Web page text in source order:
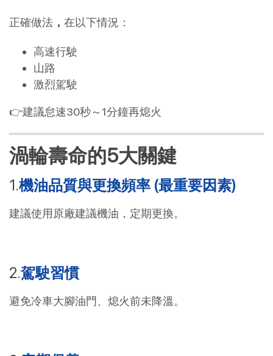
正確做法 ， 在以下情況：
高速行駛
山路
激烈駕駛
👉建議怠速30秒～1分鐘再熄火
渦輪壽命的5大關鍵
機油品質與更換頻率 (最重要因素)
建議使用原廠建議機油，定期更換。
駕駛習慣
避免冷車大腳油門、熄火前未降溫。